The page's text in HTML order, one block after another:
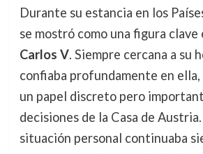
Durante su estancia en los
se mostró como una figura
Carlos V. Siempre cercana a su
confiaba profundamente en
un papel discreto pero
decisiones de la Casa de
situación personal continuaba